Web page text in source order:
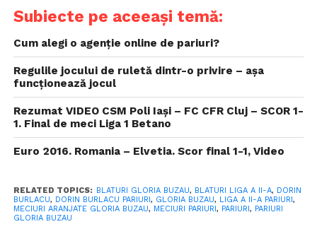
Subiecte pe aceeași temă:
Cum alegi o agenție online de pariuri?
Regulile jocului de ruletă dintr-o privire – așa
funcționează jocul
Rezumat VIDEO CSM Poli Iași – FC CFR Cluj – SCOR 1-
1. Final de meci Liga 1 Betano
Euro 2016. Romania – Elvetia. Scor final 1-1, Video
RELATED TOPICS: BLATURI GLORIA BUZAU, BLATURI LIGA A II-A, DORIN
BURLACU, DORIN BURLACU PARIURI, GLORIA BUZAU, LIGA A II-A PARIURI,
MECIURI ARANJATE GLORIA BUZAU, MECIURI PARIURI, PARIURI, PARIURI
GLORIA BUZAU